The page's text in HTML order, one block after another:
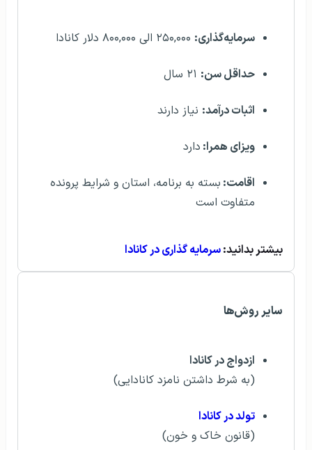
سرمایه‌گذاری:
حداقل سن:
اثبات درآمد: نیاز دارند
ویزای همرا: دارد
اقامت: بسته به برنامه، استان و شرایط پرونده
متفاوت است
بیشتر بدانید:سرمایه گذاری در کانادا
سایر روش‌ها
ازدواج در کانادا
(به شرط داشتن نامزد کانادایی)
تولد در کانادا
(قانون خاک و خون)